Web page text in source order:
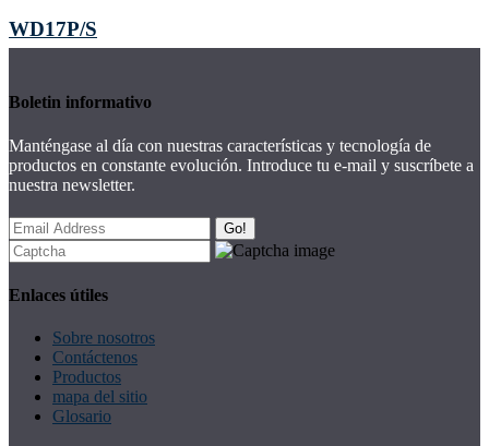
WD17P/S
Boletin informativo
Manténgase al día con nuestras características y tecnología de
productos en constante evolución. Introduce tu e-mail y suscríbete a
nuestra newsletter.
Go!
Enlaces útiles
Sobre nosotros
Contáctenos
Productos
mapa del sitio
Glosario